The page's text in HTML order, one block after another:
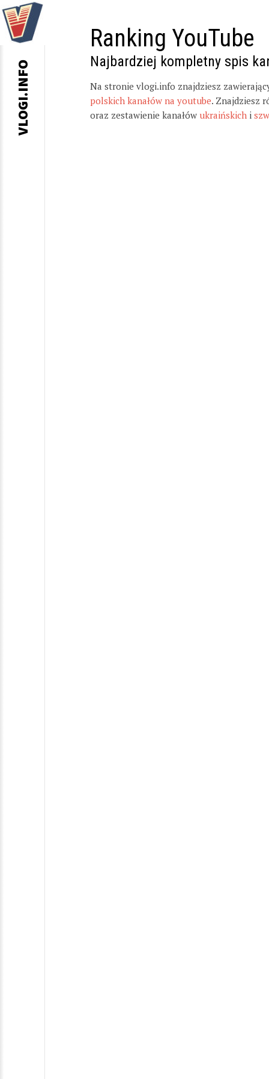
Ranking YouTube
Najbardziej kompletny spis
Na stronie vlogi.info znajdziesz
polskich kanałów na youtube. Znajdziesz
oraz zestawienie kanałów ukraińskich i
VLOGI.INFO